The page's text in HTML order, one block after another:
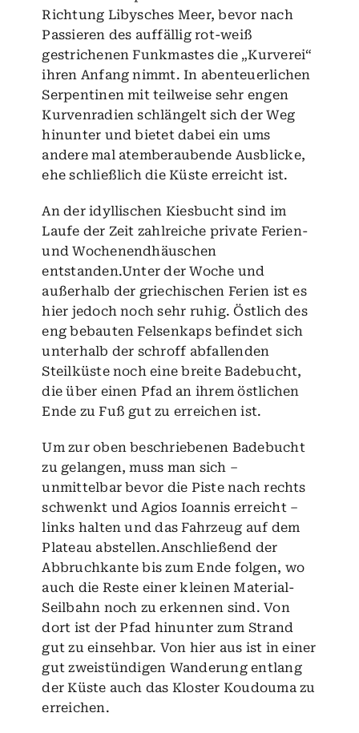
Richtung Libysches Meer, bevor nach
Passieren des auffällig rot-weiß
gestrichenen Funkmastes die „Kurverei“
ihren Anfang nimmt. In abenteuerlichen
Serpentinen mit teilweise sehr engen
Kurvenradien schlängelt sich der Weg
hinunter und bietet dabei ein ums
andere mal atemberaubende Ausblicke,
ehe schließlich die Küste erreicht ist.
An der idyllischen Kiesbucht sind im
Laufe der Zeit zahlreiche private Ferien-
und Wochenendhäuschen
entstanden.Unter der Woche und
außerhalb der griechischen Ferien ist es
hier jedoch noch sehr ruhig. Östlich des
eng bebauten Felsenkaps befindet sich
unterhalb der schroff abfallenden
Steilküste noch eine breite Badebucht,
die über einen Pfad an ihrem östlichen
Ende zu Fuß gut zu erreichen ist.
Um zur oben beschriebenen Badebucht
zu gelangen, muss man sich –
unmittelbar bevor die Piste nach rechts
schwenkt und Agios Ioannis erreicht –
links halten und das Fahrzeug auf dem
Plateau abstellen.Anschließend der
Abbruchkante bis zum Ende folgen, wo
auch die Reste einer kleinen Material-
Seilbahn noch zu erkennen sind. Von
dort ist der Pfad hinunter zum Strand
gut zu einsehbar. Von hier aus ist in einer
gut zweistündigen Wanderung entlang
der Küste auch das Kloster Koudouma zu
erreichen.